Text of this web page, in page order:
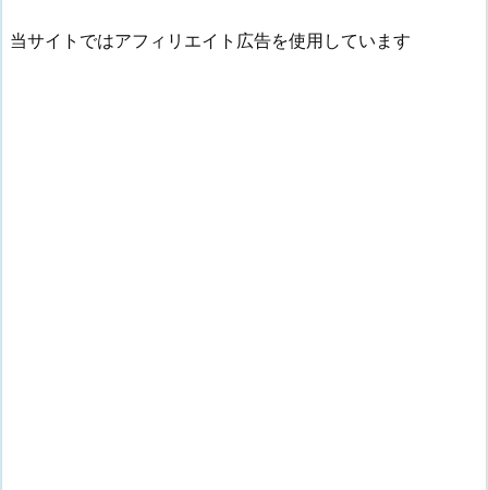
当サイトではアフィリエイト広告を使用しています